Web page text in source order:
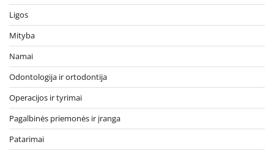
Ligos
Mityba
Namai
Odontologija ir ortodontija
Operacijos ir tyrimai
Pagalbinės priemonės ir įranga
Patarimai